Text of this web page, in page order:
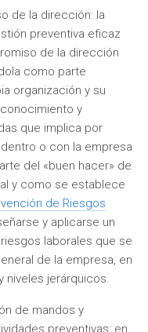
de la dirección: la
preventiva eficaz
de la dirección
como parte
organización y su
y
que implica por
o con la empresa
del «buen hacer» de
y como se establece
de Riesgos
y aplicarse un
laborales que se
de la empresa, en
niveles jerárquicos.
de mandos y
preventivas: en